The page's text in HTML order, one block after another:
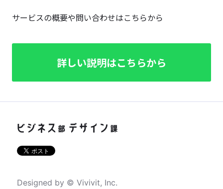
サービスの概要や問い合わせはこちらから
詳しい説明はこちらから
Designed by © Vivivit, Inc.